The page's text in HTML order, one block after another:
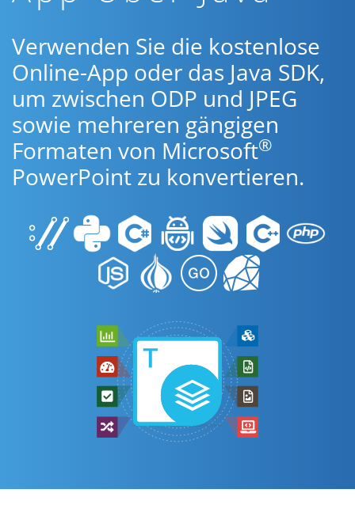
Verwenden Sie die kostenlose
Online-App oder das Java SDK,
um zwischen ODP und JPEG
sowie mehreren gängigen
Formaten von Microsoft®
PowerPoint zu konvertieren.